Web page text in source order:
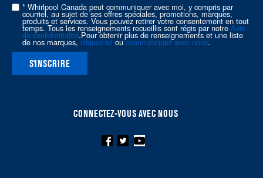
* Whirlpool Canada peut communiquer avec moi, y compris par
courriel, au sujet de ses offres spéciales, promotions, marques,
produits et services. Vous pouvez retirer votre consentement en tout
temps. Tous les renseignements recueillis sont régis par notreAvis
de confidentialité.Pour obtenir plus de renseignements et une liste
de nos marques,cliquez icioucommuniquez avec nous.
S'INSCRIRE
CONNECTEZ-VOUS AVEC NOUS